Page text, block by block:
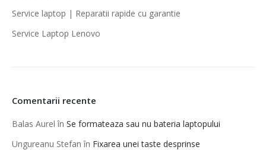
Service laptop | Reparatii rapide cu garantie‎
Service Laptop Lenovo
Comentarii recente
Balas Aurel în Se formateaza sau nu bateria laptopului
Ungureanu Stefan în Fixarea unei taste desprinse